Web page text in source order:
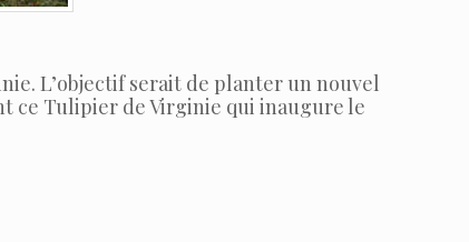
L’objectif serait de planter un nouvel
ce Tulipier de Virginie qui inaugure le